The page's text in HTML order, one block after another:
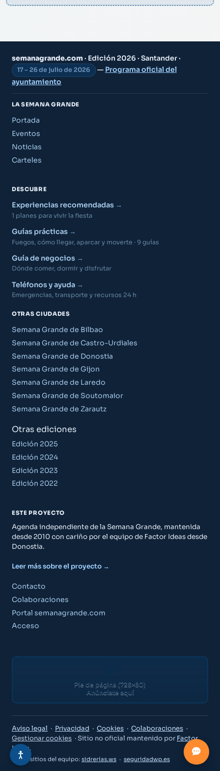
semanagrande.com· Edición 2026 · Santander ·
17 – 26 de julio de 2026 — Programa oficial del
ayuntamiento
LA SEMANA GRANDE
Portada
Eventos
Noticias
Carteles
DESCUBRE
Experiencias recomendadas
1 planes para vivir la fiesta
Guías prácticas
Fuegos, cómo llegar, aparcar y moverte · 9 guías
Guía de negocios
Dónde comer, dormir y disfrutar
Teléfonos y ayuda
Emergencias, transporte y recursos 24 h
OTRAS CIUDADES
Semana Grande de Bilbao
Semana Grande de Castro-Urdiales
Semana Grande de Donostia
Semana Grande de Gijon
Semana Grande de Laredo
Semana Grande de Soutomaior
Semana Grande de Zarautz
Otras ediciones
Edición 2025
Edición 2024
Edición 2023
Edición 2022
ESTE PROYECTO
Agenda independiente de la Semana Grande, mantenida
desde 2010 con cariño por el equipo de Factor Ideas desde
Donostia.
Leer más sobre el proyecto →
Contacto
Colaboraciones
Portal semanagrande.com
Acceso
Pie de página (728×80)
Anúnciate aquí
Aviso legal · Privacidad · Cookies · Colaboraciones ·
Gestionar cookies · Sitio no oficial mantenido por Factor
Ideas.
Otros sitios del equipo: sidrerias.ws · seguridadwp.es
«Planes para niños este fin de semana»
Crear cuenta gratis
Ya tengo cuenta — acceder